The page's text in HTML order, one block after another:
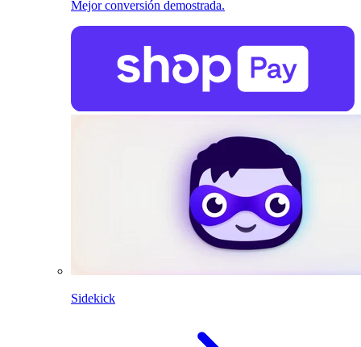
Mejor conversión demostrada.
Sidekick